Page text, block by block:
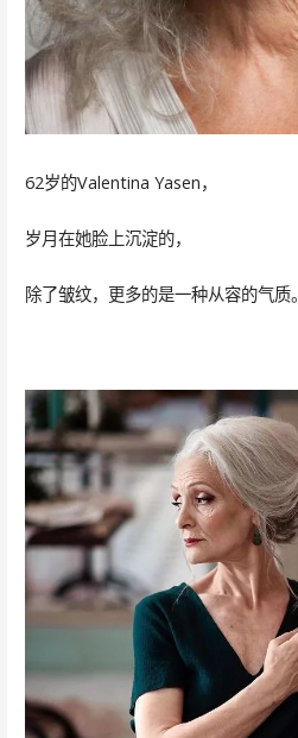
62岁的Valentina Yasen，
岁月在她脸上沉淀的，
除了皱纹，更多的是一种从容的气质。